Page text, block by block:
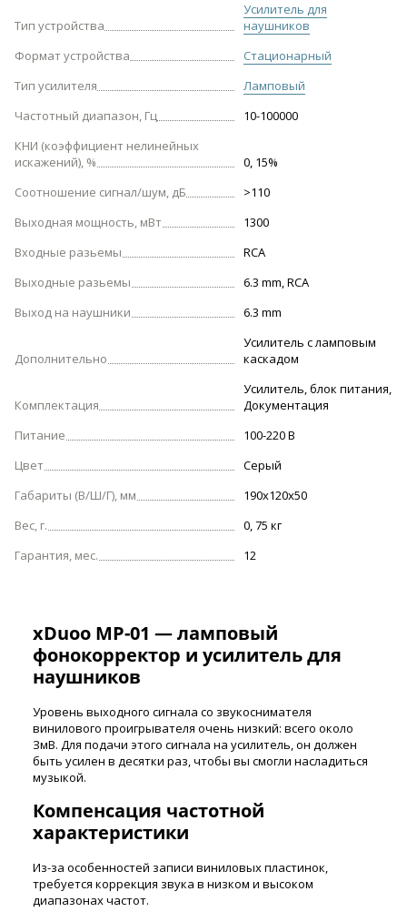
Тип устройства
Усилитель для
наушников
Формат устройства
Стационарный
Тип усилителя
Ламповый
Частотный диапазон, Гц
10-100000
КНИ (коэффициент нелинейных
искажений), %
0, 15%
Соотношение сигнал/шум, дБ
>110
Выходная мощность, мВт
1300
Входные разьемы
RCA
Выходные разьемы
6.3 mm, RCA
Выход на наушники
6.3 mm
Дополнительно
Усилитель с ламповым
каскадом
Комплектация
Усилитель, блок питания,
Документация
Питание
100-220 В
Цвет
Серый
Габариты (В/Ш/Г), мм
190х120х50
Вес, г.
0, 75 кг
Гарантия, мес.
12
xDuoo MP-01 — ламповый
фонокорректор и усилитель для
наушников
Уровень выходного сигнала со звукоснимателя
винилового проигрывателя очень низкий: всего около
ЗмВ. Для подачи этого сигнала на усилитель, он должен
быть усилен в десятки раз, чтобы вы смогли насладиться
музыкой.
Компенсация частотной
характеристики
Из-за особенностей записи виниловых пластинок,
требуется коррекция звука в низком и высоком
диапазонах частот.